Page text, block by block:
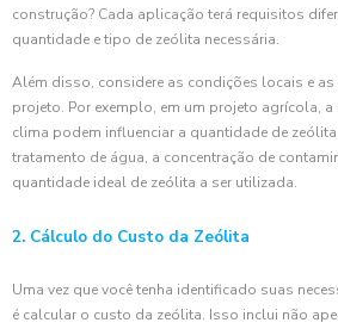
construção? Cada aplicação terá requisitos
quantidade e tipo de zeólita necessária.
Além disso, considere as condições locais e as
projeto. Por exemplo, em um projeto agrícola,
clima podem influenciar a quantidade de
tratamento de água, a concentração de
quantidade ideal de zeólita a ser utilizada.
2. Cálculo do Custo da Zeólita
Uma vez que você tenha identificado suas
é calcular o custo da zeólita. Isso inclui não